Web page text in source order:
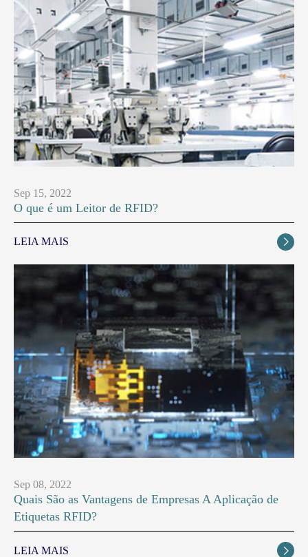
Sep 15, 2022
O que é um Leitor de RFID?
LEIA MAIS 
Sep 08, 2022
Quais São as Vantagens de Empresas A Aplicação de
Etiquetas RFID?
LEIA MAIS 